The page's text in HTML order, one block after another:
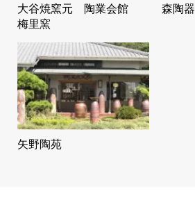
大谷焼窯元 陶業会館
梅里窯
森陶器
矢野陶苑